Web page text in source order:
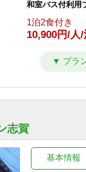
1泊2食付き
18,200円/人/
≪1泊朝食付き
素泊まり
11,300円/人
夕食のみ
9,900円/人/
【朝食付】 夏
時までOK♪和朝
8,800円/人/
人工温泉
7,700円/人/
和室バス付利用
1泊2食付き
10,900円/人/
4F角部屋利用
13,700円/人
1泊2食付き
21,000円/人/
限定213号室
志賀
基本情報